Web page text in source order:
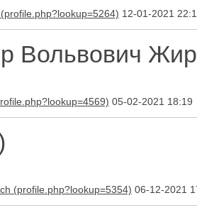
12-01-2021
Вольвович
05-02-2021 18:19
06-12-2021